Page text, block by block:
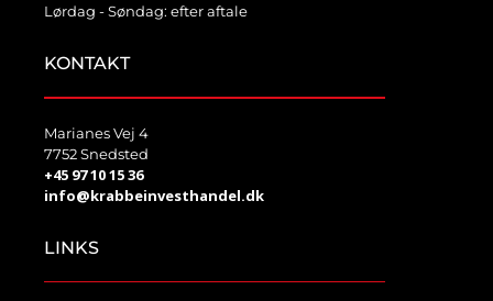
Lørdag - Søndag: efter aftale
KONTAKT
Marianes Vej 4
7752 Snedsted
+45 97 10 15 36
info@krabbeinvesthandel.dk
LINKS